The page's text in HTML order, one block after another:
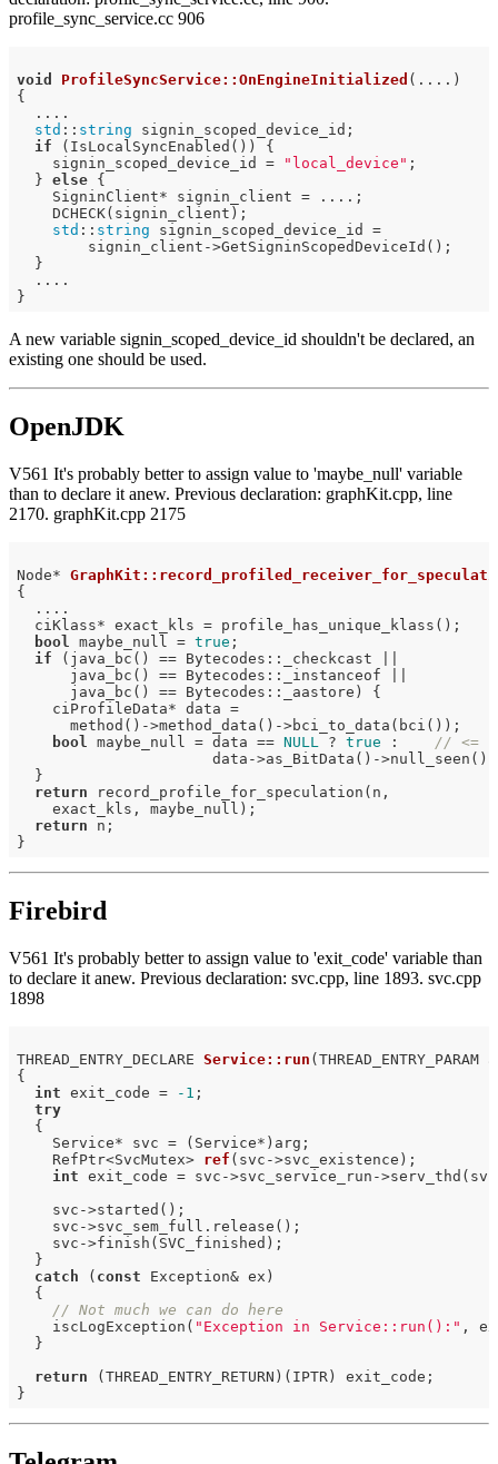
profile_sync_service.cc 906
void ProfileSyncService::OnEngineInitialized (....)
{
  ....
std :: string signin_scoped_device_id;
if (IsLocalSyncEnabled()) {
    signin_scoped_device_id =
"local_device" ;
  }
else {
    SigninClient* signin_client = ....;
    DCHECK(signin_client);
std :: string
        signin_client->GetSigninScopedDeviceId();
  }
  ....
A new variable signin_scoped_device_id shouldn't be declared, an
existing one should be used.
OpenJDK
V561 It's probably better to assign value to 'maybe_null' variable
than to declare it anew. Previous declaration: graphKit.cpp, line
2170. graphKit.cpp 2175
Node*
{
  ....
  ciKlass* exact_kls = profile_has_unique_klass();
bool
maybe_null = true ;
if (java_bc() == Bytecodes::_checkcast ||
      java_bc() == Bytecodes::_instanceof ||
      java_bc() == Bytecodes::_aastore) {
    ciProfileData* data =
      method()->method_data()->bci_to_data(bci());
bool
maybe_null = data == NULL ? true :
// <=
                      data->as_BitData()->null_seen();
  }
return record_profile_for_speculation(n,
    exact_kls, maybe_null);
return n;
Firebird
V561 It's probably better to assign value to 'exit_code' variable than
to declare it anew. Previous declaration: svc.cpp, line 1893. svc.cpp
1898
THREAD_ENTRY_DECLARE Service::run (THREAD_ENTRY_PARAM
{
int exit_code = -1 ;
try
  {
    Service* svc = (Service*)arg;
RefPtr<SvcMutex> ref (svc->svc_existence) ;
int exit_code = svc->svc_service_run-
    svc->started();
    svc->svc_sem_full.release();
    svc->finish(SVC_finished);
  }
catch ( const Exception& ex)
  {
// Not much we can do here
    iscLogException(
"Exception in Service::run():" ,
  }
return (THREAD_ENTRY_RETURN)(IPTR) exit_code;